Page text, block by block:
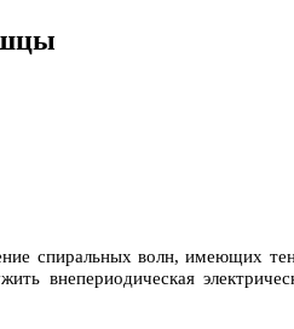
спиральных волн, имеющих
внепериодическая